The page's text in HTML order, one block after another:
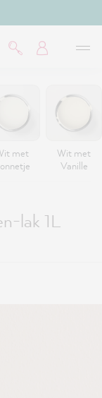
met
Wit met
Vanille
lak 1L